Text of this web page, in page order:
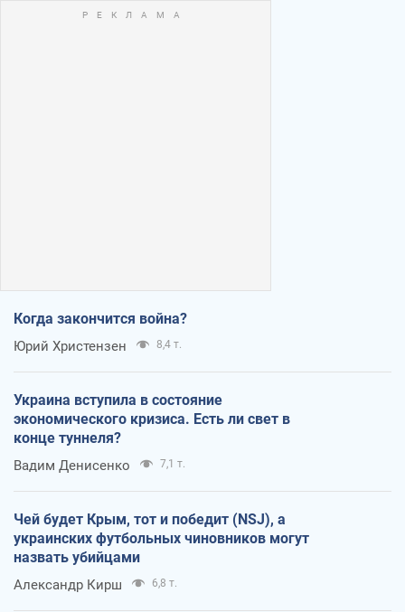
Когда закончится война?
Юрий Христензен 8,4 т.
Украина вступила в состояние
экономического кризиса. Есть ли свет в
конце туннеля?
Вадим Денисенко 7,1 т.
Чей будет Крым, тот и победит (NSJ), а
украинских футбольных чиновников могут
назвать убийцами
Александр Кирш 6,8 т.